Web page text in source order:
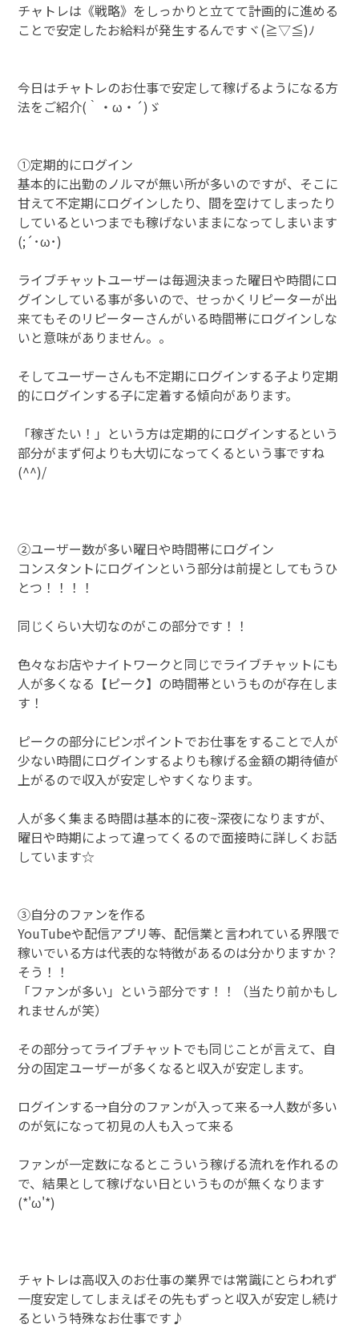
チャトレは《戦略》をしっかりと立てて計画的に進める
ことで安定したお給料が発生するんですヾ(≧▽≦)ﾉ
今日はチャトレのお仕事で安定して稼げるようになる方
法をご紹介(｀・ω・´)ゞ
①定期的にログイン
基本的に出勤のノルマが無い所が多いのですが、そこに
甘えて不定期にログインしたり、間を空けてしまったり
しているといつまでも稼げないままになってしまいます
(;´･ω･)
ライブチャットユーザーは毎週決まった曜日や時間にロ
グインしている事が多いので、せっかくリピーターが出
来てもそのリピーターさんがいる時間帯にログインしな
いと意味がありません。。
そしてユーザーさんも不定期にログインする子より定期
的にログインする子に定着する傾向があります。
「稼ぎたい！」という方は定期的にログインするという
部分がまず何よりも大切になってくるという事ですね
(^^)/
②ユーザー数が多い曜日や時間帯にログイン
コンスタントにログインという部分は前提としてもうひ
とつ！！！！
同じくらい大切なのがこの部分です！！
色々なお店やナイトワークと同じでライブチャットにも
人が多くなる【ピーク】の時間帯というものが存在しま
す！
ピークの部分にピンポイントでお仕事をすることで人が
少ない時間にログインするよりも稼げる金額の期待値が
上がるので収入が安定しやすくなります。
人が多く集まる時間は基本的に夜~深夜になりますが、
曜日や時期によって違ってくるので面接時に詳しくお話
しています☆
③自分のファンを作る
YouTubeや配信アプリ等、配信業と言われている界隈で
稼いでいる方は代表的な特徴があるのは分かりますか？
そう！！
「ファンが多い」という部分です！！（当たり前かもし
れませんが笑）
その部分ってライブチャットでも同じことが言えて、自
分の固定ユーザーが多くなると収入が安定します。
ログインする→自分のファンが入って来る→人数が多い
のが気になって初見の人も入って来る
ファンが一定数になるとこういう稼げる流れを作れるの
で、結果として稼げない日というものが無くなります
(*'ω'*)
チャトレは高収入のお仕事の業界では常識にとらわれず
一度安定してしまえばその先もずっと収入が安定し続け
るという特殊なお仕事です♪